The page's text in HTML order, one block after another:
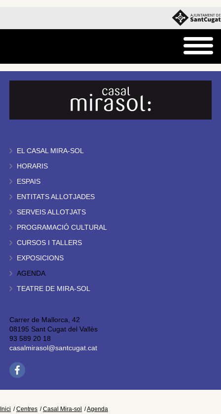
EL CASAL MIRA-SOL
HORARIS
ESPAIS
ENTITATS ALLOTJADES
SERVEIS ALLOTJATS
PROGRAMACIÓ CULTURAL
CURSOS I TALLERS
EXPOSICIONS
AGENDA
TEATRE DE MIRA-SOL
Carrer de Mallorca, 42
08195 Sant Cugat del Vallès
93 589 20 18
casalmirasol@santcugat.cat
Inici Centres Casal Mira-sol Agenda